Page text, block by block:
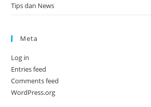
Tips dan News
Meta
Log in
Entries feed
Comments feed
WordPress.org